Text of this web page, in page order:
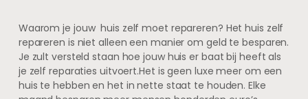
Waarom je jouw huis zelf moet repareren? Het huis zelf
repareren is niet alleen een manier om geld te besparen.
Je zult versteld staan ​​hoe jouw huis er baat bij heeft als
je zelf reparaties uitvoert.Het is geen luxe meer om een ​​
huis te hebben en het in nette staat te houden. Elke